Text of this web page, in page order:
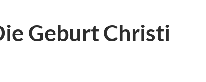
Geburt Christi